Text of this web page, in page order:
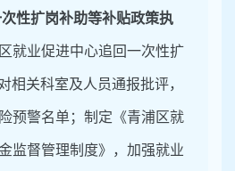
性扩岗补助等补贴政策执
区就业促进中心追回一次性扩
相关科室及人员通报批评，
预警名单；制定《青浦区就
监督管理制度》，加强就业